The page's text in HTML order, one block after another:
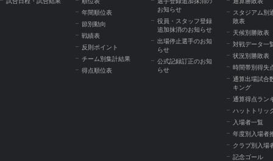
年間順位表
節別動向
戦績表
反則ポイント
チーム別集計結果
得点順位表
お知らせ
役員・スタッフ登録
追加抹消のお知らせ
出場停止選手のお知
らせ
公式記録訂正のお知
らせ
スタジアム別
敗表
天候別勝敗表
対戦データ一
状況別勝敗表
時間帯別得失
通算出場試合
キング
通算得点ラン
ハットトリッ
入場者一覧
年度別入場者
クラブ別入場
記念ゴール